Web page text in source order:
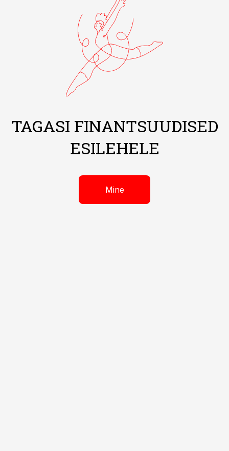
TAGASI FINANTSUUDISED
ESILEHELE
Mine